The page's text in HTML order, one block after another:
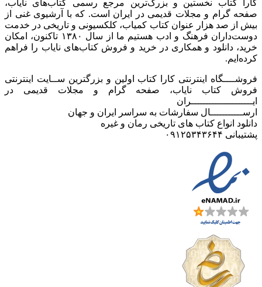
کارا کتاب نخستین و بزرگ‌ترین مرجع رسمی کتاب‌های نایاب،
صفحه گرام و مجلات قدیمی در ایران است. که با آرشیوی غنی از
بیش از صد هزار عنوان کتاب کمیاب، کلکسیونی و تاریخی در خدمت
دوست‌داران فرهنگ و ادب هستیم ما از سال ۱۳۸۰ تاکنون، امکان
خرید، دانلود و همکاری در خرید و فروش کتاب‌های نایاب را فراهم
کرده‌ایم.
فروشــــگاه اینترنتی کارا کتاب اولین و بزرگترین ســایت اینترنتی
فروش کتاب نایاب، صفحه گرام و مجلات قدیمی در
ایـــــــــــــــــــــران
ارســـــــــــال سفارشات به سراسر ایران و جهان
دانلود انواع کتاب های تاریخی رمان و غیره
پشتیبانی ۰۹۱۲۵۳۴۳۶۴۴